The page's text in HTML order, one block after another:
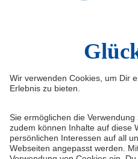
Widerruf Vertrag
Cookie-Einstellungen